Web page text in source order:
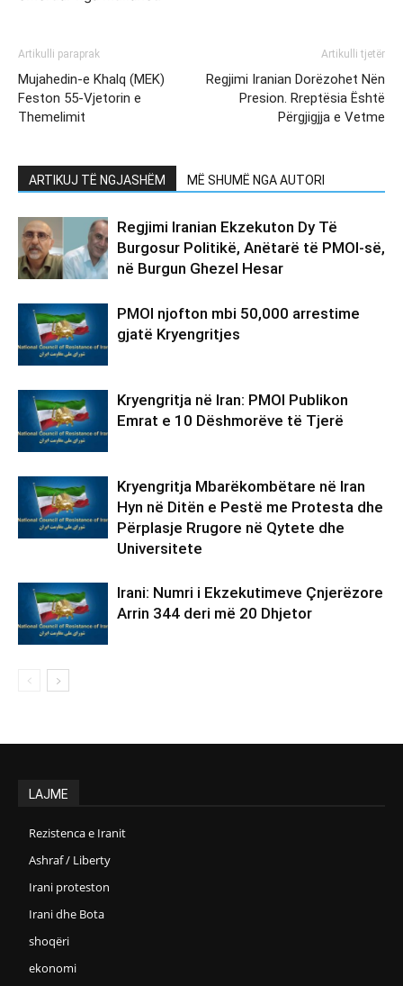
Artikulli paraprak
Mujahedin-e Khalq (MEK)
Feston 55-Vjetorin e
Themelimit
Artikulli tjetër
Regjimi Iranian Dorëzohet Nën
Presion. Rreptësia Është
Përgjigjja e Vetme
ARTIKUJ TË NGJASHËM MË SHUMË NGA AUTORI
Regjimi Iranian Ekzekuton Dy Të
Burgosur Politikë, Anëtarë të PMOI-së,
në Burgun Ghezel Hesar
PMOI njofton mbi 50,000 arrestime
gjatë Kryengritjes
Kryengritja në Iran: PMOI Publikon
Emrat e 10 Dëshmorëve të Tjerë
Kryengritja Mbarëkombëtare në Iran
Hyn në Ditën e Pestë me Protesta dhe
Përplasje Rrugore në Qytete dhe
Universitete
Irani: Numri i Ekzekutimeve Çnjerëzore
Arrin 344 deri më 20 Dhjetor
LAJME
Rezistenca e Iranit
Ashraf / Liberty
Irani proteston
Irani dhe Bota
shoqëri
ekonomi